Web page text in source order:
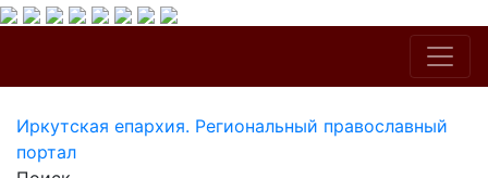
Иркутская епархия. Региональный православный
портал